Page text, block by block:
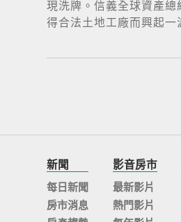
現洗牌。信義全球資產
得合法土地工廠而興起
新聞
每日新聞
房市消息
影音房市
最新影片
熱門影片